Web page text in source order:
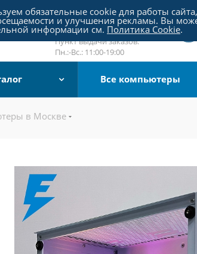
Пятницкое шоссе 18, пав. 267
email:sale@pc-arena.ru
Пн.:-Вс.: 10:00-20:00
Пункт выдачи заказов:
Пн.:-Вс.: 11:00-19:00
Все компьютеры
в Москве
обязательные cookie для работы
и улучшения рекламы. Вы
информации см. Политика Cookie.